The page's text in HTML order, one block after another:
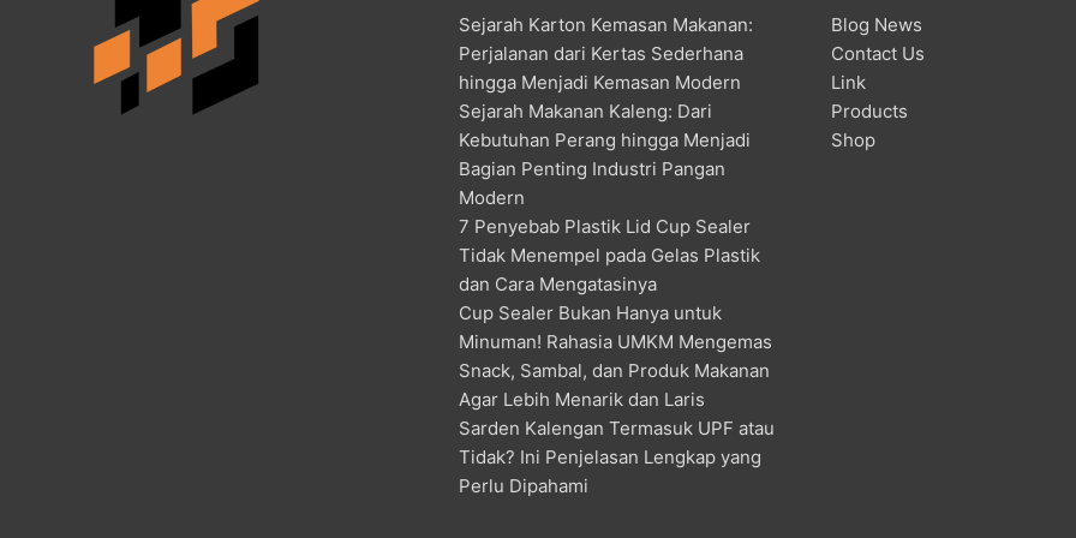
Sejarah Karton Kemasan Makanan:
Perjalanan dari Kertas Sederhana
hingga Menjadi Kemasan Modern
Sejarah Makanan Kaleng: Dari
Kebutuhan Perang hingga Menjadi
Bagian Penting Industri Pangan
Modern
7 Penyebab Plastik Lid Cup Sealer
Tidak Menempel pada Gelas Plastik
dan Cara Mengatasinya
Cup Sealer Bukan Hanya untuk
Minuman! Rahasia UMKM Mengemas
Snack, Sambal, dan Produk Makanan
Agar Lebih Menarik dan Laris
Sarden Kalengan Termasuk UPF atau
Tidak? Ini Penjelasan Lengkap yang
Perlu Dipahami
Blog News
Contact Us
Link
Products
Shop